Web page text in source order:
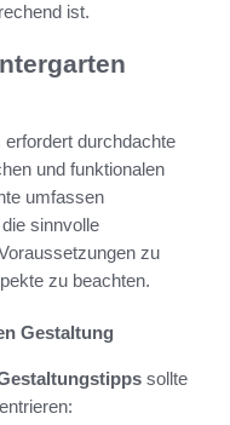
ist.
durchdachte
und funktionalen
umfassen
sinnvolle
zu
zu beachten.
Gestaltung
sollte